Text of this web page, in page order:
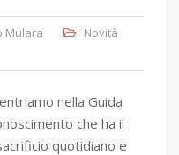
Mulara
Novità
nella Guida
che ha il
quotidiano e